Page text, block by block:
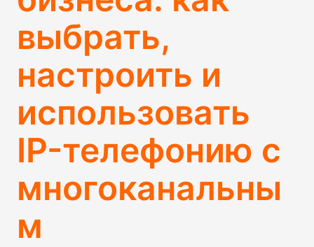
выбрать,
настроить и
использовать
IP-телефонию с
многоканальны
м